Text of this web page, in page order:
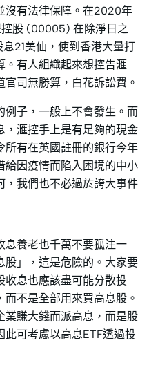
沒有法律保障。在2020年
股 (00005) 在除淨日之
21美仙，使到香港大量打
。有人組織起來想控告滙
司無勝算，白花訴訟費。
例子，一般上不會發生。而
，滙控手上是有足夠的現金
所有在英國註冊的銀行今年
給因疫情而陷入困境的中小
，我們也不必過於誇大事件
息養老也千萬不要孤注一
股」，這是危險的。大家要
收息也應該盡可能分散投
不是全部用來買高息股。
業賺大錢而派高息，而是股
可考慮以高息ETF透過投